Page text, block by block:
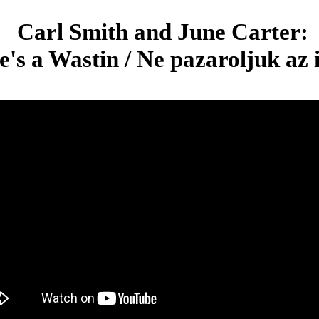
Carl Smith and June Carter:
a Wastin / Ne pazaroljuk az